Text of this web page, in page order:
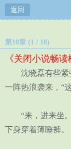
返回
第10章 (1 / 18)
《关闭小说畅读
沈晓磊有些紧张
一阵热浪袭来，“
“来，进来坐。”
下身穿着薄睡裤。